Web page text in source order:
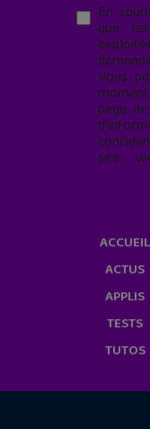
En
que
Vous
page
site
ACCUEIL
ACTUS
APPLIS
TESTS
TUTOS